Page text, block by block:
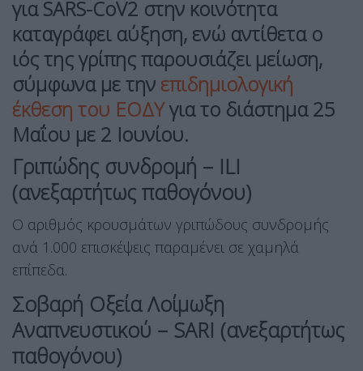
για SARS-CoV2 στην κοινότητα
καταγράφει αύξηση, ενώ αντίθετα ο
ιός της γρίπης παρουσιάζει μείωση,
σύμφωνα με την επιδημιολογική
έκθεση του ΕΟΔΥγια το διάστημα 25
Μαΐου με 2 Ιουνίου.
Γριπώδης συνδρομή – ILI
(ανεξαρτήτως παθογόνου)
Ο αριθμός κρουσμάτων γριπώδους συνδρομής
ανά 1.000 επισκέψεις παραμένει σε χαμηλά
επίπεδα.
Σοβαρή Οξεία Λοίμωξη
Αναπνευστικού – SARI (ανεξαρτήτως
παθογόνου)